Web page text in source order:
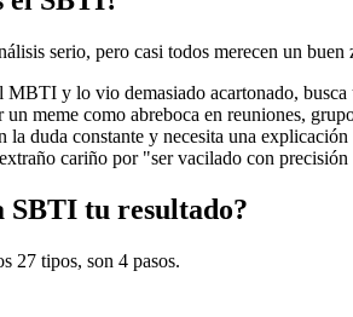
serio, pero casi todos merecen un buen
MBTI y lo vio demasiado acartonado, busca
meme como abreboca en reuniones,
la duda constante y necesita una
cariño por "ser vacilado con
SBTI tu resultado?
27 tipos, son 4 pasos.